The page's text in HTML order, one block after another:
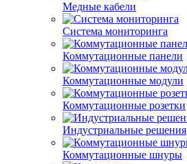
Медные кабели
Система мониторинга
Коммутационные панели
Коммутационные модули
Коммутационные розетки
Индустриальные решения
Коммутационные шнуры